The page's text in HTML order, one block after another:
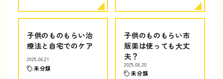
子供のものもらい治
療法と自宅でのケア
2025.06.21
未分類
子供のものもらい市
販薬は使っても大丈
夫？
2025.06.20
未分類